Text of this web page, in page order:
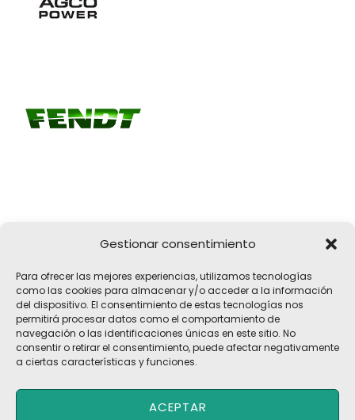
Gestionar consentimiento
Para ofrecer las mejores experiencias, utilizamos tecnologías
como las cookies para almacenar y/o acceder a la información
del dispositivo. El consentimiento de estas tecnologías nos
permitirá procesar datos como el comportamiento de
navegación o las identificaciones únicas en este sitio. No
consentir o retirar el consentimiento, puede afectar negativamente
a ciertas características y funciones.
ACEPTAR
17183 Vilobí d'Onyar, Girona
pelach@pelach.es
☎972 47 30 61
Copyright © 2026 Maquinària Agrícola Pèlach, S.L | Powered by
Maria CB